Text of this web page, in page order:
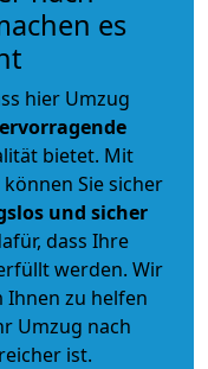
es
hier Umzug
bietet. Mit
Sie sicher
und sicher
dass Ihre
werden. Wir
Ihnen zu helfen
Umzug nach
ist.